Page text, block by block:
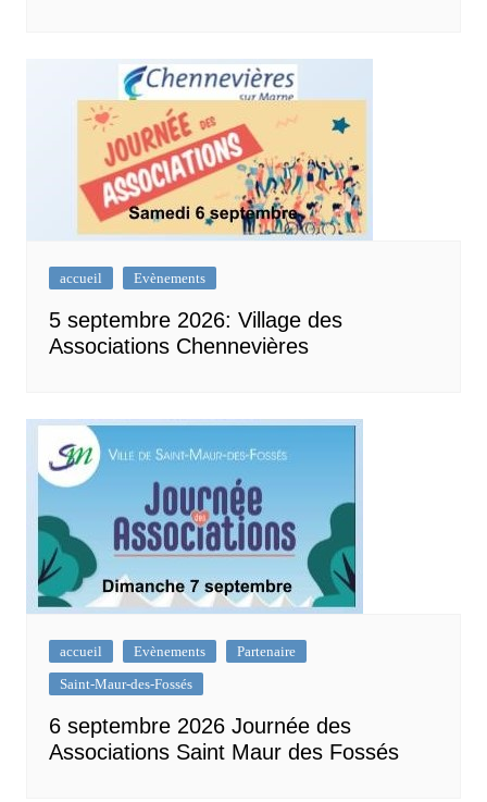
accueil Evènements
5 septembre 2026: Village des
Associations Chennevières
accueil Evènements
Partenaire
Saint-Maur-des-Fossés
6 septembre 2026 Journée des
Associations Saint Maur des Fossés